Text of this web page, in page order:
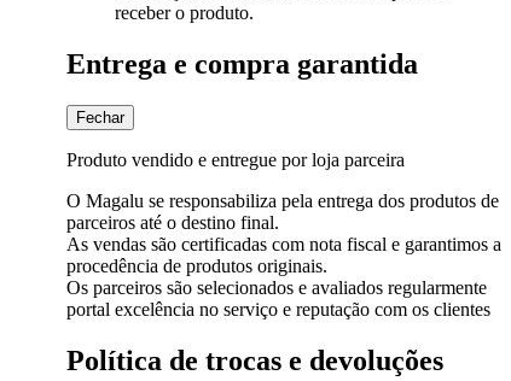
receber o produto.
Entrega e compra garantida
Fechar
Produto vendido e entregue por loja parceira
O Magalu se responsabiliza pela entrega dos produtos de
parceiros até o destino final.
As vendas são certificadas com nota fiscal e garantimos a
procedência de produtos originais.
Os parceiros são selecionados e avaliados regularmente
portal excelência no serviço e reputação com os clientes
Política de trocas e devoluções